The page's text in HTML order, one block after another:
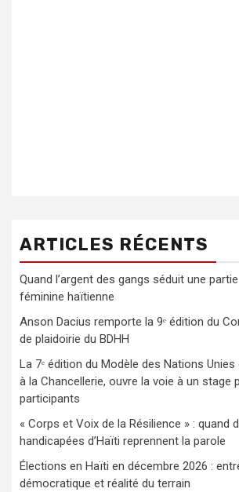
ARTICLES RÉCENTS
Quand l’argent des gangs séduit une
féminine haïtienne
Anson Dacius remporte la 9ᵉ édition du
de plaidoirie du BDHH
La 7ᵉ édition du Modèle des Nations Unies
à la Chancellerie, ouvre la voie à un stage
participants
« Corps et Voix de la Résilience » : quand
handicapées d’Haïti reprennent la parole
Élections en Haïti en décembre 2026 :
démocratique et réalité du terrain